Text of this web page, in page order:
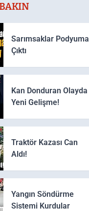
Sarımsaklar Podyuma
Çıktı
Kan Donduran Olayda
Yeni Gelişme!
Traktör Kazası Can
Aldı!
Yangın Söndürme
Sistemi Kurdular